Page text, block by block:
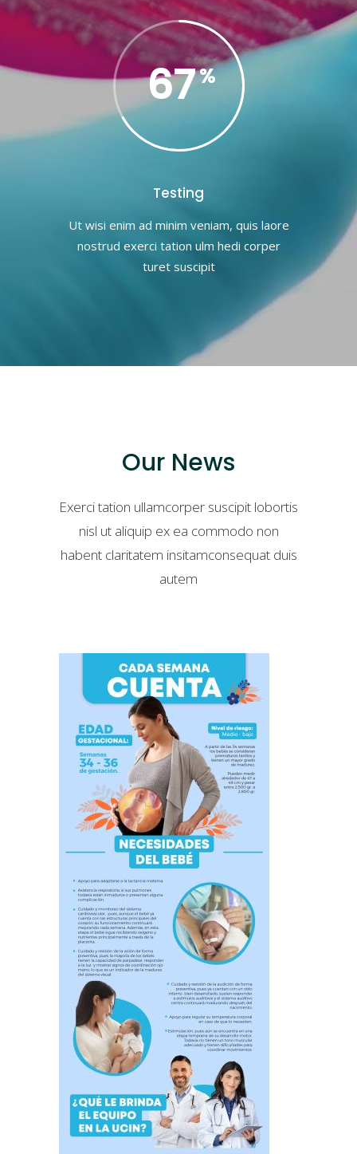
67
Testing
Ut wisi enim ad minim veniam, quis laore
nostrud exerci tation ulm hedi corper
turet suscipit
Our News
Exerci tation ullamcorper suscipit lobortis
nisl ut aliquip ex ea commodo non
habent claritatem insitamconsequat duis
autem